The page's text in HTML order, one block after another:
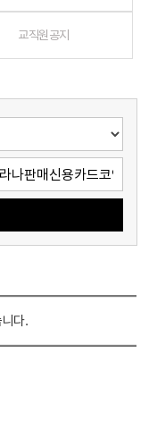
교직원공지
다.